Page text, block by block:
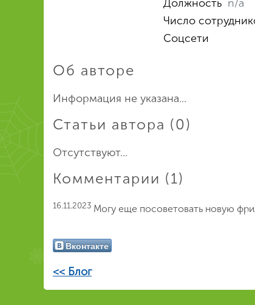
Должность n/a
Число
Соцсети
Об авторе
Информация не указана...
Статьи автора (0)
Отсутствуют...
Комментарии (1)
16.11.2023 Могу еще посоветовать новую
Вконтакте
<< Блог